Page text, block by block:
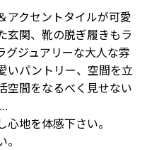
アクセントタイルが可愛
玄関、靴の脱ぎ履きもラ
グジュアリーな大人な雰
いパントリー、空間を立
空間をなるべく見せない
地を体感下さい。